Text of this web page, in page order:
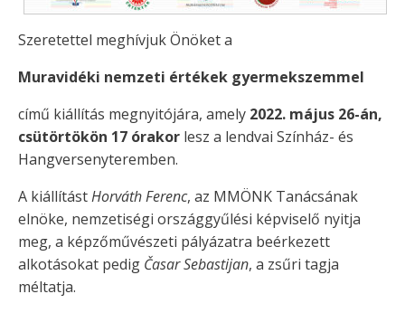
Szeretettel meghívjuk Önöket a
Muravidéki nemzeti értékek gyermekszemmel
című kiállítás megnyitójára, amely 2022. május 26-án,
csütörtökön 17 órakor lesz a lendvai Színház- és
Hangversenyteremben.
A kiállítástHorváth Ferenc, az MMÖNK Tanácsának
elnöke, nemzetiségi országgyűlési képviselő nyitja
meg, a képzőművészeti pályázatra beérkezett
alkotásokat pedig Časar Sebastijan, a zsűri tagja
méltatja.